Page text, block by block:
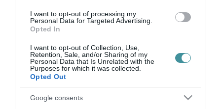
I want to opt-out of processing my
Personal Data for Targeted Advertising.
Opted In
I want to opt-out of Collection, Use,
Retention, Sale, and/or Sharing of my
Personal Data that Is Unrelated with the
Purposes for which it was collected.
Opted Out
Google consents
barátságos csapat...
2025. november 18| Bakos Balázs | Állás
Állásajánlat a Heves Vármegyei Markhot Ferenc Oktatókórház és
Rendelőintézet azonnali kezdéssel határozatlan időtartamra
szóló, teljes munkaidős egészségügyi szolgálati jogviszonyban